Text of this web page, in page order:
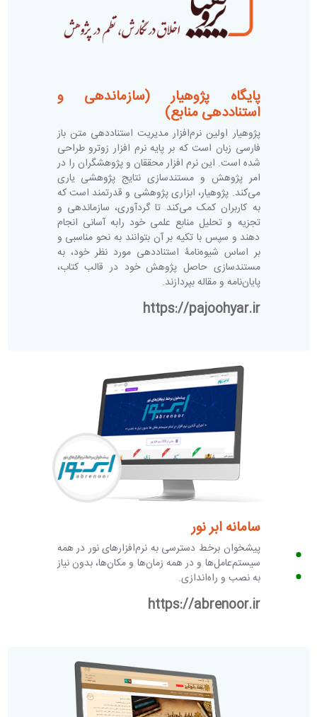
پایگاه پژوهیار (سازماندهی و
استناددهی منابع)
پژوهیار اولین نرم‌افزار مدیریت استناددهی متن باز
فارسی زبان است که بر پایه نرم افزار زوترو طراحی
شده است. این نرم افزار محققان و پژوهشگران را در
امر پژوهش و مستند‌سازی نتایج پژوهشی یاری
می‌کند. پژوهیار، ابزاری پژوهشی و قدرتمند است که
به کاربران کمک می‌کند تا گردآوری، سازماندهی و
تجزیه و تحلیل منابع علمی خود رابه آسانی انجام
دهند و سپس با تکیه بر آن بتوانند به نحو مناسبی و
بر اساس شیوه‌نامۀ استناددهی مورد نظر خود، به
مستندسازی حاصل پژوهش خود در قالب کتاب،
پایان‌نامه و مقاله بپردازند.
https://pajoohyar.ir
سامانه ابر نور
پیشخوان برخط دسترسی به نرم‌افزارهای نور در همه
سیستم‌عامل‌ها و در همه زمان‌ها و مکان‌ها، بدون نیاز
به نصب و راه‌اندازی.
https://abrenoor.ir